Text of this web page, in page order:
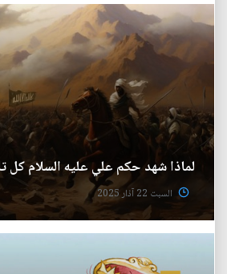
لماذا شهد حكم علي عليه السلام كل
السبت 22 آذار 2025